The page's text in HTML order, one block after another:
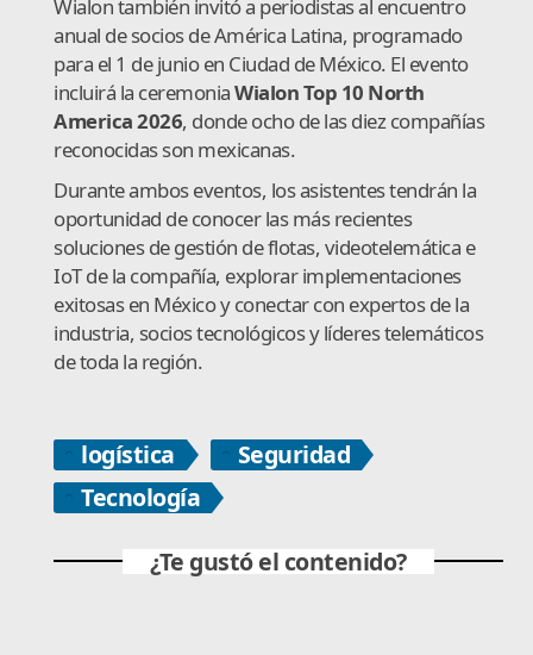
Wialon también invitó a periodistas al encuentro
anual de socios de América Latina, programado
para el 1 de junio en Ciudad de México. El evento
incluirá la ceremoniaWialon Top 10 North
America 2026, donde ocho de las diez compañías
reconocidas son mexicanas.
Durante ambos eventos, los asistentes tendrán la
oportunidad de conocer las más recientes
soluciones de gestión de flotas, videotelemática e
IoT de la compañía, explorar implementaciones
exitosas en México y conectar con expertos de la
industria, socios tecnológicos y líderes telemáticos
de toda la región.
logística
Seguridad
Tecnología
¿Te gustó el contenido?